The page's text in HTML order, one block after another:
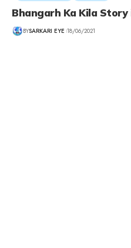
Bhangarh Ka Kila Story
BYSARKARI EYE 18/06/2021